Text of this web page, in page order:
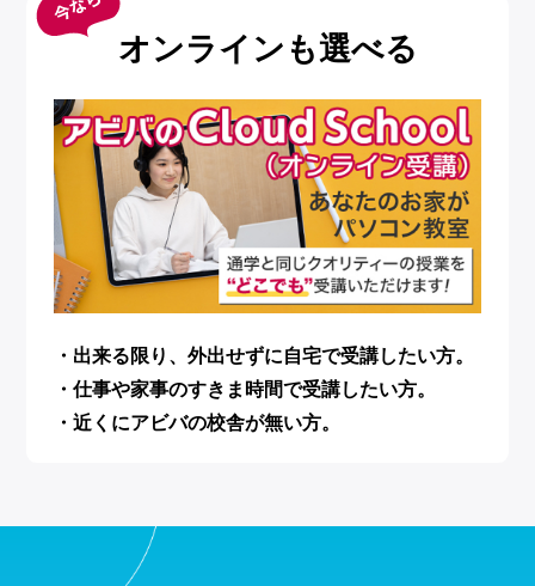
オンラインも選べる
・出来る限り、外出せずに自宅で受講したい方。
・仕事や家事のすきま時間で受講したい方。
・近くにアビバの校舎が無い方。